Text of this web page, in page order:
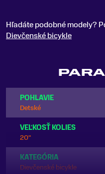
Hľadáte podobné modely?
Dievčenské bicykle
POHLAVIE
Detské
VEĽKOSŤ KOLIES
20"
KATEGÓRIA
Dievčenské bicykle